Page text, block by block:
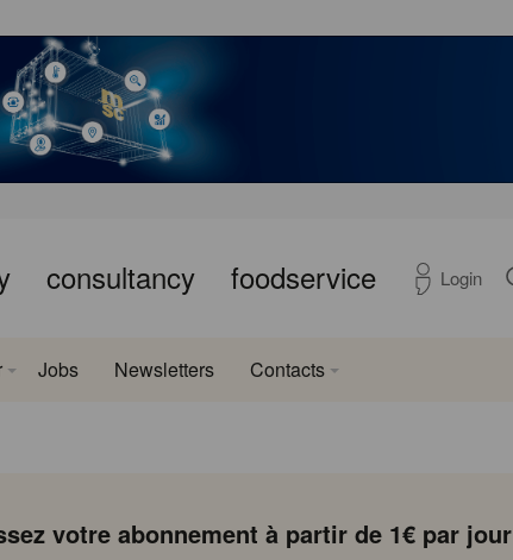
consultancy foodservice Login
Jobs Newsletters Contacts
votre abonnement à partir de 1€ par jour